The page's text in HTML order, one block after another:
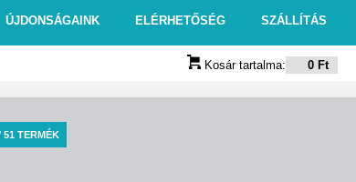
ÚJDONSÁGAINK ELÉRHETŐSÉG SZÁLLÍTÁS
Kosár tartalma: 0 Ft
TERMÉK